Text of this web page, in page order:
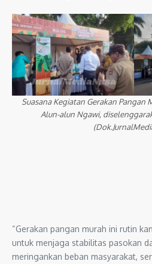
Suasana Kegiatan Gerakan Pangan
Alun-alun Ngawi,
“Gerakan pangan murah ini rutin
untuk menjaga stabilitas pasokan
meringankan beban masyarakat,